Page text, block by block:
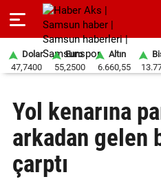
SPOR
YAŞAM
EKONOMİ
Dolar
47,7400
Euro
55,2500
Altın
6.660,55
Yol kenarına
arkadan gelen
çarptı